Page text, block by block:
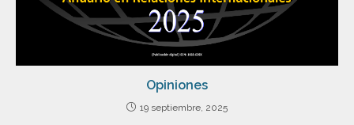
Opiniones
19 septiembre, 2025